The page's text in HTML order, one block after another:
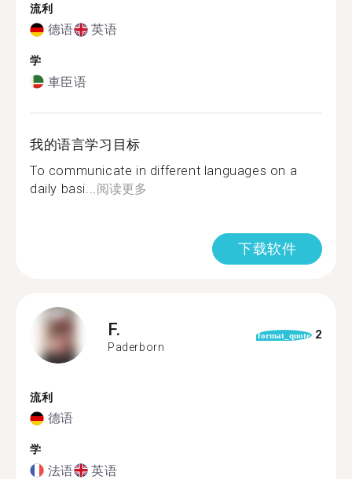
流利
德语 英语
学
車臣语
我的语言学习目标
To communicate in different languages on a
daily basi... 阅读更多
下载软件
F.
Paderborn
format_quote 2
流利
德语
学
法语 英语